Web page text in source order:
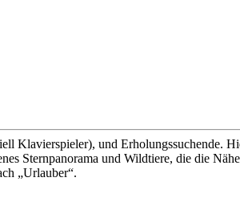
Klavierspieler), und
Sternpanorama und Wildtiere, die die
„Urlauber“.